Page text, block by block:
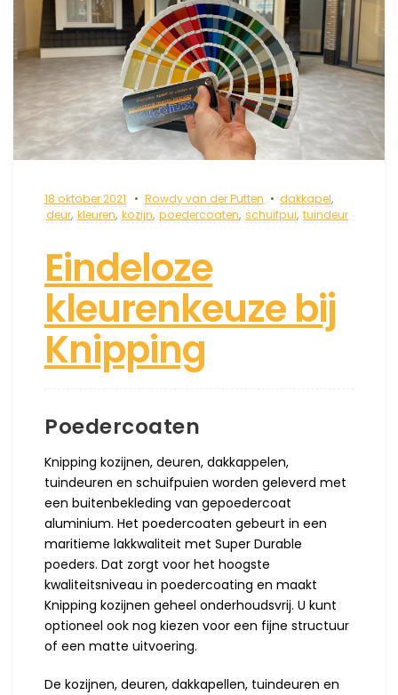
18 oktober 2021 Rowdy van der Putten dakkapel,
deur, kleuren, kozijn, poedercoaten, schuifpui, tuindeur
Eindeloze
kleurenkeuze bij
Knipping
Poedercoaten
Knipping kozijnen, deuren, dakkappelen,
tuindeuren en schuifpuien worden geleverd met
een buitenbekleding van gepoedercoat
aluminium. Het poedercoaten gebeurt in een
maritieme lakkwaliteit met Super Durable
poeders. Dat zorgt voor het hoogste
kwaliteitsniveau in poedercoating en maakt
Knipping kozijnen geheel onderhoudsvrij. U kunt
optioneel ook nog kiezen voor een fijne structuur
of een matte uitvoering.
De kozijnen, deuren, dakkapellen, tuindeuren en